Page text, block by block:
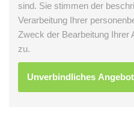
sind. Sie stimmen der
Verarbeitung Ihrer
Zweck der Bearbeitung Ihrer
zu.